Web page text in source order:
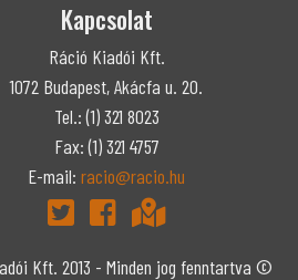
Kapcsolat
Ráció Kiadói Kft.
1072 Budapest, Akácfa u. 20.
Tel.: (1) 321 8023
Fax: (1) 321 4757
E-mail: racio@racio.hu
Kft. 2013 - Minden jog fenntartva ©